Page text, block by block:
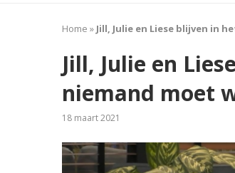
Home » Jill, Julie en Liese blijven in
Jill, Julie en
niemand moet
18 maart 2021